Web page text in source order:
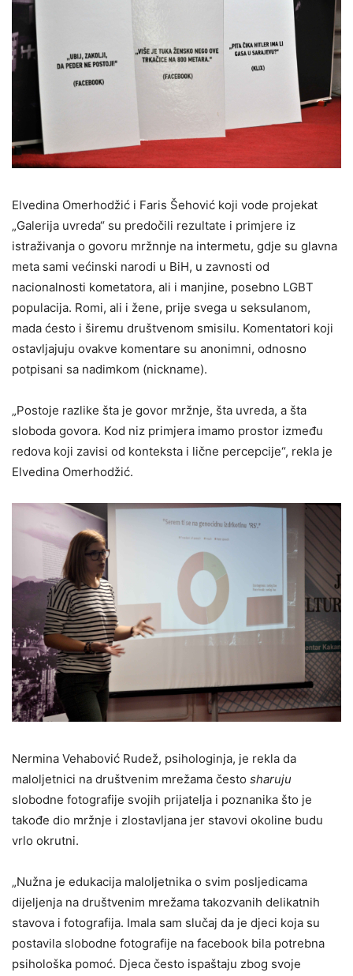
Elvedina Omerhodžić i Faris Šehović koji vode projekat
„Galerija uvreda“ su predočili rezultate i primjere iz
istraživanja o govoru mržnnje na intermetu, gdje su glavna
meta sami većinski narodi u BiH, u zavnosti od
nacionalnosti kometatora, ali i manjine, posebno LGBT
populacija. Romi, ali i žene, prije svega u seksulanom,
mada ćesto i širemu društvenom smisilu. Komentatori koji
ostavljajuju ovakve komentare su anonimni, odnosno
potpisani sa nadimkom (nickname).
„Postoje razlike šta je govor mržnje, šta uvreda, a šta
sloboda govora. Kod niz primjera imamo prostor između
redova koji zavisi od konteksta i lične percepcije“, rekla je
Elvedina Omerhodžić.
Nermina Vehabović Rudež, psihologinja, je rekla da
maloljetnici na društvenim mrežama često sharuju
slobodne fotografije svojih prijatelja i poznanika što je
takođe dio mržnje i zlostavljana jer stavovi okoline budu
vrlo okrutni.
„Nužna je edukacija maloljetnika o svim posljedicama
dijeljenja na društvenim mrežama takozvanih delikatnih
stavova i fotografija. Imala sam slučaj da je djeci koja su
postavila slobodne fotografije na facebook bila potrebna
psihološka pomoć. Djeca često ispaštaju zbog svoje